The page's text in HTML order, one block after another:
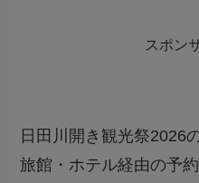
スポン
日田川開き観光祭2026
旅館・ホテル経由の予